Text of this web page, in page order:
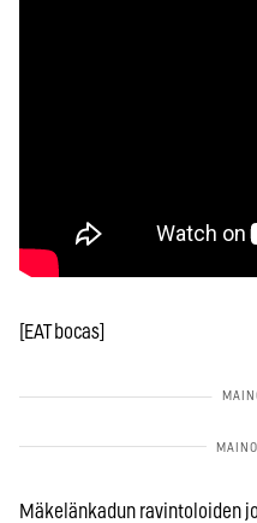
[EAT bocas]
Mäkelänkadun ravintoloiden